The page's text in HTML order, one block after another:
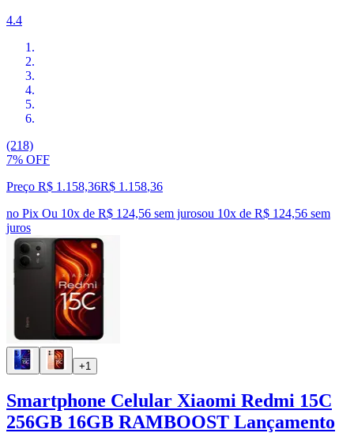
4.4
(218)
7% OFF
Preço R$ 1.158,36R$ 1.158,36
no Pix Ou 10x de R$ 124,56 sem jurosou 10x de R$ 124,56 sem
juros
+1
Smartphone Celular Xiaomi Redmi 15C
256GB 16GB RAMBOOST Lançamento